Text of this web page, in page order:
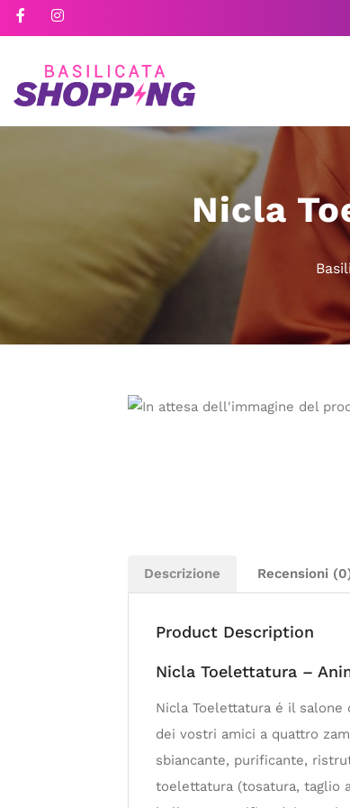
Nicla
Descrizione Recensioni
Product Description
Nicla Toelettatura –
Nicla Toelettatura é il
dei vostri amici a quattro
sbiancante, purificante,
toelettatura (tosatura, taglio